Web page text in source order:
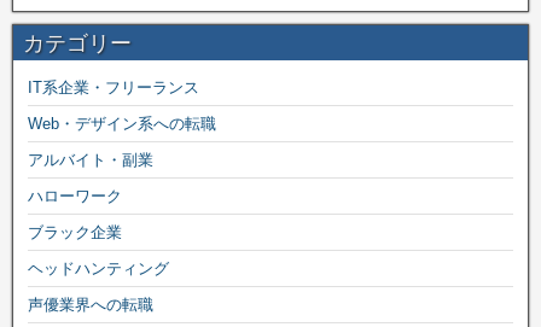
カテゴリー
IT系企業・フリーランス
Web・デザイン系への転職
アルバイト・副業
ハローワーク
ブラック企業
ヘッドハンティング
声優業界への転職